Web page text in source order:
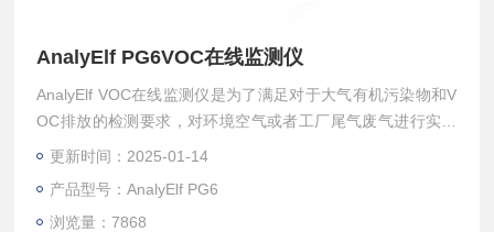
AnalyElf PG6VOC在线监测仪
AnalyElf VOC在线监测仪是为了满足对于大气有机污染物和V
OC排放的检测要求，对环境空气或者工厂尾气废气进行实时
监测的在线检测仪表，样品采用高温伴热传输，低温富集模
更新时间：2025-01-14
产品型号：AnalyElf PG6
浏览量：7868